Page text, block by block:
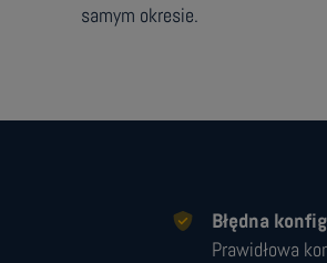
samym okresie.
Błędna
Prawidłowa